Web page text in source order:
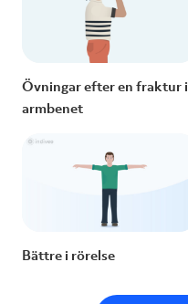
Övningar efter en fraktur i
armbenet
Bättre i rörelse